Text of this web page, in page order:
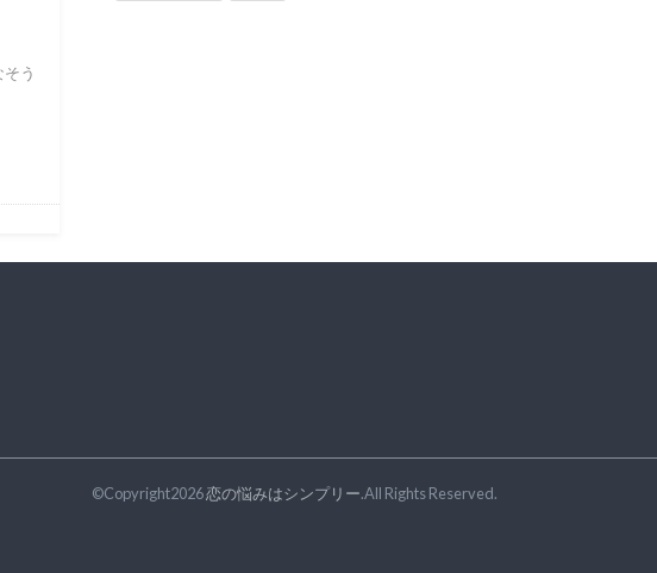
う
©Copyright2026恋の悩みはシンプリー.All Rights Reserved.